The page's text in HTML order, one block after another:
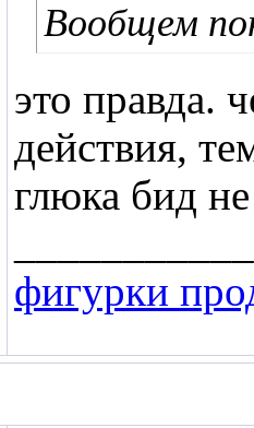
Вообщем
это правда.
действия,
глюка бид
фигурки